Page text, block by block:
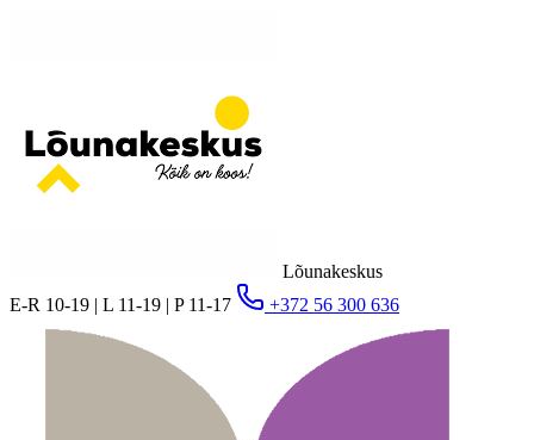
Lõunakeskus
E-R 10-19 | L 11-19 | P 11-17
+372 56 300 636